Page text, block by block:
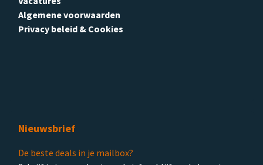
Algemene voorwaarden
Privacy beleid & Cookies
Nieuwsbrief
De beste deals in je mailbox?